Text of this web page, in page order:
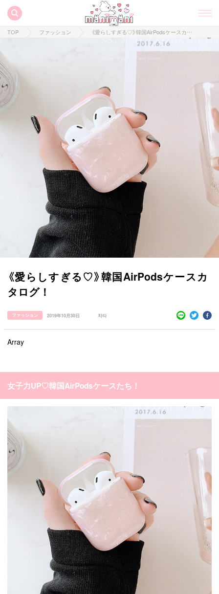
タグ一覧
プライバシーポリシー
お問い合わせ
韓国 オルチャン 韓国コスメ
韓国旅行 韓国ファッション 韓国アイドル
ファッション
twice
カフェ かわいい
TOP ファッション 《愛らしすぎる♡》韓国AirPodsケースカタログ！
《愛らしすぎる♡》韓国AirPodsケースカ
タログ！
ファッション 2019年10月30日 치타
Array
女子力UP♡韓国AirPodsケースたち！